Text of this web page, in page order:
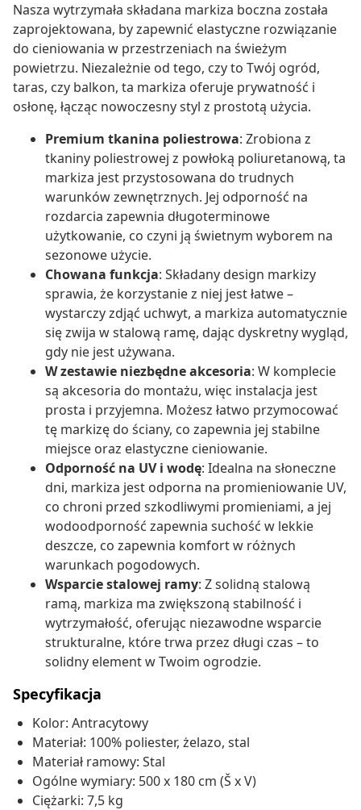
Nasza wytrzymała składana markiza boczna została
zaprojektowana, by zapewnić elastyczne rozwiązanie
do cieniowania w przestrzeniach na świeżym
powietrzu. Niezależnie od tego, czy to Twój ogród,
taras, czy balkon, ta markiza oferuje prywatność i
osłonę, łącząc nowoczesny styl z prostotą użycia.
Premium tkanina poliestrowa: Zrobiona z
tkaniny poliestrowej z powłoką poliuretanową, ta
markiza jest przystosowana do trudnych
warunków zewnętrznych. Jej odporność na
rozdarcia zapewnia długoterminowe
użytkowanie, co czyni ją świetnym wyborem na
sezonowe użycie.
Chowana funkcja: Składany design markizy
sprawia, że korzystanie z niej jest łatwe –
wystarczy zdjąć uchwyt, a markiza automatycznie
się zwija w stalową ramę, dając dyskretny wygląd,
gdy nie jest używana.
W zestawie niezbędne akcesoria: W komplecie
są akcesoria do montażu, więc instalacja jest
prosta i przyjemna. Możesz łatwo przymocować
tę markizę do ściany, co zapewnia jej stabilne
miejsce oraz elastyczne cieniowanie.
Odporność na UV i wodę: Idealna na słoneczne
dni, markiza jest odporna na promieniowanie UV,
co chroni przed szkodliwymi promieniami, a jej
wodoodporność zapewnia suchość w lekkie
deszcze, co zapewnia komfort w różnych
warunkach pogodowych.
Wsparcie stalowej ramy: Z solidną stalową
ramą, markiza ma zwiększoną stabilność i
wytrzymałość, oferując niezawodne wsparcie
strukturalne, które trwa przez długi czas – to
solidny element w Twoim ogrodzie.
Specyfikacja
Kolor: Antracytowy
Materiał: 100% poliester, żelazo, stal
Materiał ramowy: Stal
Ogólne wymiary: 500 x 180 cm (Š x V)
Ciężarki: 7,5 kg